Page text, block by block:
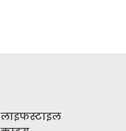
लाइफस्टाइल